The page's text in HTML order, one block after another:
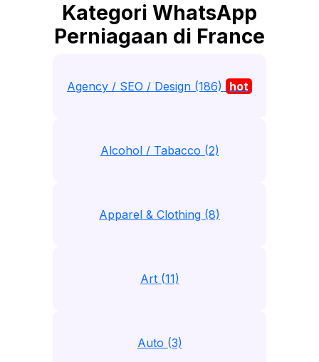
Kategori WhatsApp
Perniagaan di France
Agency / SEO / Design (186) hot
Alcohol / Tabacco (2)
Apparel & Clothing (8)
Art (11)
Auto (3)